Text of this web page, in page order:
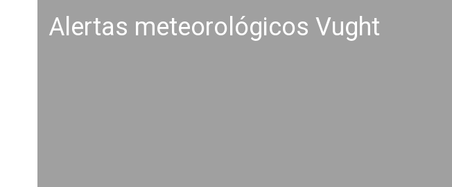
Alertas meteorológicos Vught